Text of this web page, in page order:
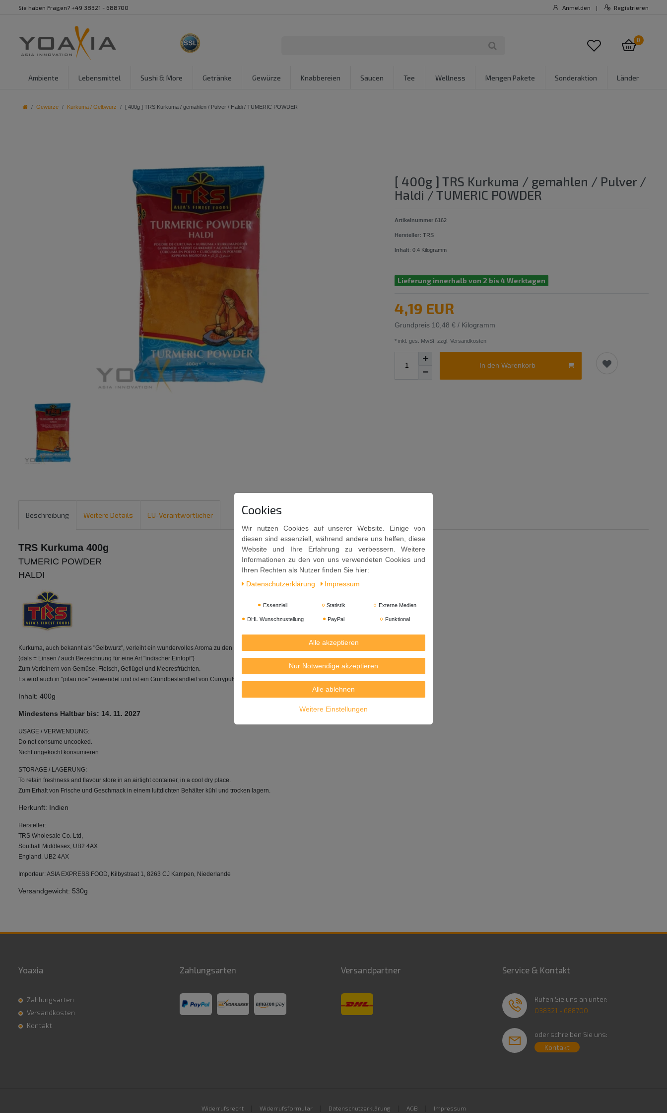
Sie haben Fragen? +49 38321 - 688700 Anmelden | Registrieren
0
Ambiente Lebensmittel Sushi & More Getränke Gewürze Knabbereien Saucen Tee Wellness Mengen Pakete Sonderaktion Länder
Gewürze Kurkuma / Gelbwurz [ 400g ] TRS Kurkuma / gemahlen / Pulver / Haldi / TUMERIC POWDER
[ 400g ] TRS Kurkuma / gemahlen / Pulver /
Haldi / TUMERIC POWDER
Artikelnummer6162
Hersteller: TRS
Inhalt:0.4 Kilogramm
Lieferung innerhalb von 2 bis 4 Werktagen
4,19 EUR
Grundpreis 10,48 € / Kilogramm
* inkl. ges. MwSt. zzgl. Versandkosten
In den Warenkorb
Beschreibung Weitere Details EU-Verantwortlicher
TRS Kurkuma 400g
TUMERIC POWDER
HALDI
Kurkuma, auch bekannt als "Gelbwurz", verleiht ein wundervolles Aroma zu den typisch indischen dals.
(dals = Linsen / auch Bezeichnung für eine Art "indischer Eintopf")
Zum Verfeinern von Gemüse, Fleisch, Geflügel und Meeresfrüchten.
Es wird auch in "pilau rice" verwendet und ist ein Grundbestandteil von Currypulver.
Inhalt: 400g
Mindestens Haltbar bis: 14. 11. 2027
USAGE / VERWENDUNG:
Do not consume uncooked.
Nicht ungekocht konsumieren.
STORAGE / LAGERUNG:
To retain freshness and flavour store in an airtight container, in a cool dry place.
Zum Erhalt von Frische und Geschmack in einem luftdichten Behälter kühl und trocken lagern.
Herkunft: Indien
Hersteller:
TRS Wholesale Co. Ltd,
Southall Middlesex, UB2 4AX
England. UB2 4AX
Importeur: ASIA EXPRESS FOOD, Kilbystraat 1, 8263 CJ Kampen, Niederlande
Versandgewicht: 530g
Yoaxia
Zahlungsarten
Versandkosten
Kontakt
Zahlungsarten Versandpartner Service & Kontakt
Rufen Sie uns an unter:
038321 - 688700
oder schreiben Sie uns:
Kontakt
Widerrufsrecht Widerrufsformular Datenschutzerklärung AGB Impressum
Cookies
Wir nutzen Cookies auf unserer Website. Einige von
diesen sind essenziell, während andere uns helfen, diese
Website und Ihre Erfahrung zu verbessern. Weitere
Informationen zu den von uns verwendeten Cookies und
Ihren Rechten als Nutzer finden Sie hier:
Daten­schutz­erklärung
Impressum
Essenziell Statistik Externe Medien
DHL Wunschzustellung PayPal Funktional
Alle akzeptieren
Nur Notwendige akzeptieren
Alle ablehnen
Weitere Einstellungen